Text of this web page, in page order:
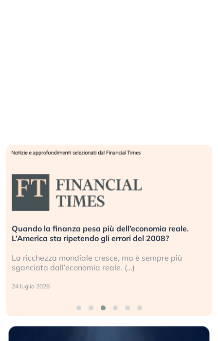
Quando la finanza pesa più dell’economia reale.
L’America sta ripetendo gli errori del 2008?
La ricchezza mondiale cresce, ma è sempre più
sganciata dall’economia reale. (…)
24 luglio 2026